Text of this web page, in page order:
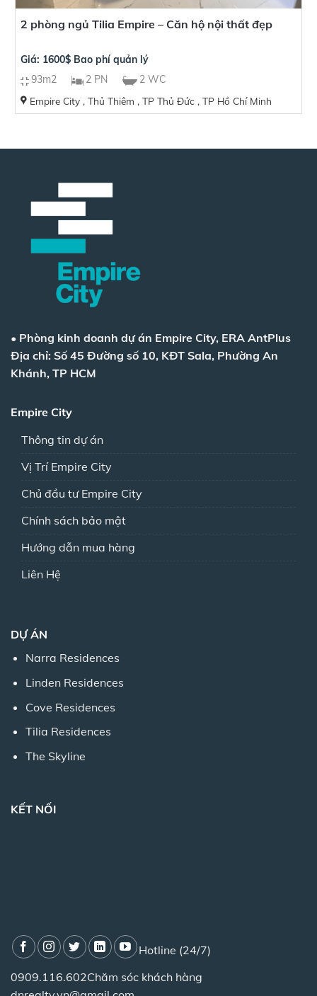
2 phòng ngủ Tilia Empire – Căn hộ nội thất đẹp
Giá: 1600$ Bao phí quản lý
93m2
2 PN 2 WC
Empire City , Thủ Thiêm , TP Thủ Đức , TP Hồ Chí Minh
• Phòng kinh doanh dự án Empire City, ERA AntPlus
Địa chỉ: Số 45 Đường số 10, KĐT Sala, Phường An
Khánh, TP HCM
Empire City
Thông tin dự án
Vị Trí Empire City
Chủ đầu tư Empire City
Chính sách bảo mật
Hướng dẫn mua hàng
Liên Hệ
DỰ ÁN
Narra Residences
Linden Residences
Cove Residences
Tilia Residences
The Skyline
KẾT NỐI
Hotline (24/7)
0909.116.602Chăm sóc khách hàng